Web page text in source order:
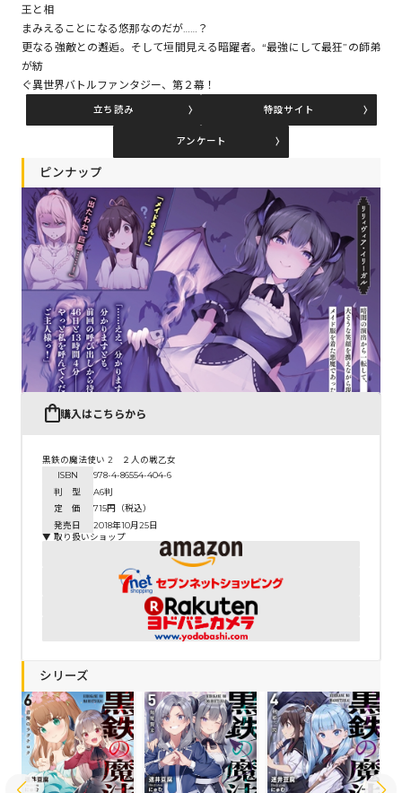
閉じる
王と相
まみえることになる悠那なのだが……？
更なる強敵との邂逅。そして垣間見える暗躍者。“最強にして最狂”の師弟
が紡
ぐ異世界バトルファンタジー、第２幕！
立ち読み 特設サイト
アンケート
ピンナップ
購入はこちらから
黒鉄の魔法使い 2 ２人の戦乙女
ISBN
978-4-86554-404-6
判 型
A6判
定 価
715円（税込）
発売日
2018年10月25日
▼ 取り扱いショップ
シリーズ